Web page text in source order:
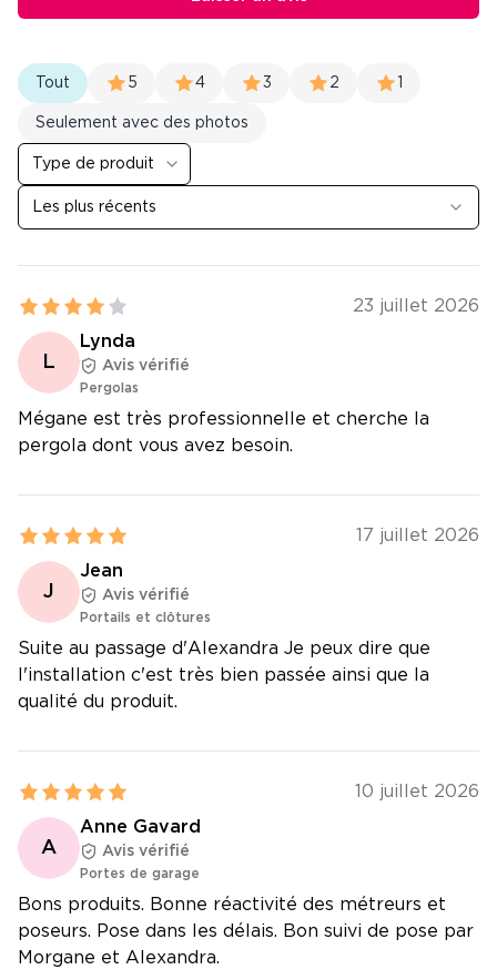
Tout 5 4 3 2
Seulement avec des photos
Type de produit
Les plus récents
23 juillet 2026
L
Lynda
Avis vérifié
Pergolas
Mégane est très professionnelle et cherche la
pergola dont vous avez besoin.
17 juillet 2026
J
Jean
Avis vérifié
Portails et clôtures
Suite au passage d'Alexandra Je peux dire que
l'installation c'est très bien passée ainsi que la
qualité du produit.
10 juillet 2026
A
Anne Gavard
Avis vérifié
Portes de garage
Bons produits. Bonne réactivité des métreurs et
poseurs. Pose dans les délais. Bon suivi de pose par
Morgane et Alexandra.